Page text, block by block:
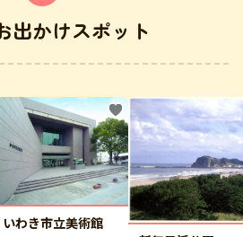
出かけスポット
いわき市立美術館